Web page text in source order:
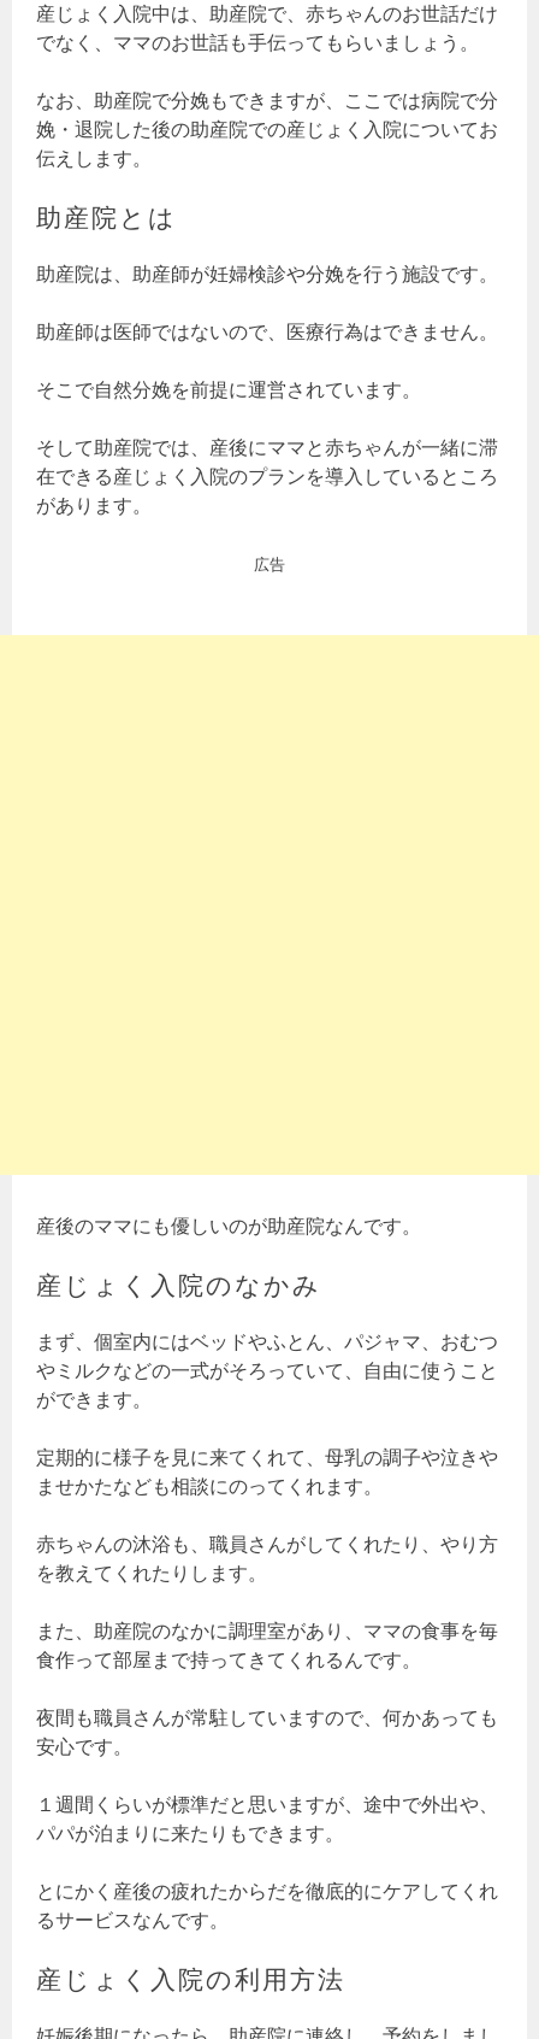
産じょく入院中は、助産院で、赤ちゃんのお世話だけ
でなく、ママのお世話も手伝ってもらいましょう。
なお、助産院で分娩もできますが、ここでは病院で分
娩・退院した後の助産院での産じょく入院についてお
伝えします。
助産院とは
助産院は、助産師が妊婦検診や分娩を行う施設です。
助産師は医師ではないので、医療行為はできません。
そこで自然分娩を前提に運営されています。
そして助産院では、産後にママと赤ちゃんが一緒に滞
在できる産じょく入院のプランを導入しているところ
があります。
広告
産後のママにも優しいのが助産院なんです。
産じょく入院のなかみ
まず、個室内にはベッドやふとん、パジャマ、おむつ
やミルクなどの一式がそろっていて、自由に使うこと
ができます。
定期的に様子を見に来てくれて、母乳の調子や泣きや
ませかたなども相談にのってくれます。
赤ちゃんの沐浴も、職員さんがしてくれたり、やり方
を教えてくれたりします。
また、助産院のなかに調理室があり、ママの食事を毎
食作って部屋まで持ってきてくれるんです。
夜間も職員さんが常駐していますので、何かあっても
安心です。
１週間くらいが標準だと思いますが、途中で外出や、
パパが泊まりに来たりもできます。
とにかく産後の疲れたからだを徹底的にケアしてくれ
るサービスなんです。
産じょく入院の利用方法